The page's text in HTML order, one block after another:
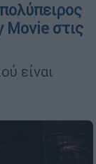
Movie στις
είναι